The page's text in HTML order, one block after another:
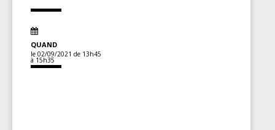
QUAND
le 02/09/2021 de 13h45
à 15h35